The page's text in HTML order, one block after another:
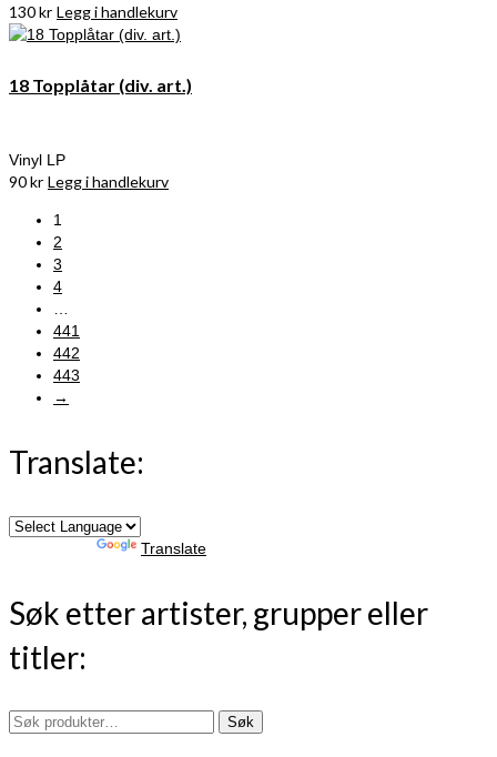
130kr Legg i handlekurv
18 Topplåtar (div. art.)
Vinyl LP
90kr Legg i handlekurv
1
2
3
4
441
442
443
→
Translate:
Translate
Søk etter artister, grupper eller
titler:
Søk
Søk